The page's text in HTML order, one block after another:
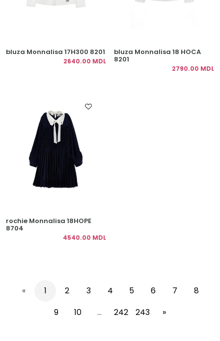
bluza Monnalisa 17H300 8201
2640.00 MDL
bluza Monnalisa 18 HOCA
8201
2790.00 MDL
rochie Monnalisa 18HOPE
8704
4540.00 MDL
« 1 2 3 4 5 6 7
8
9
10 ... 242 243 »